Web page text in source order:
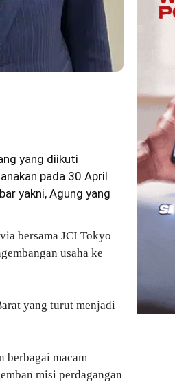
yang diikuti
pada 30 April
yakni, Agung yang
bersama JCI Tokyo
usaha ke
yang turut menjadi
berbagai macam
misi perdagangan